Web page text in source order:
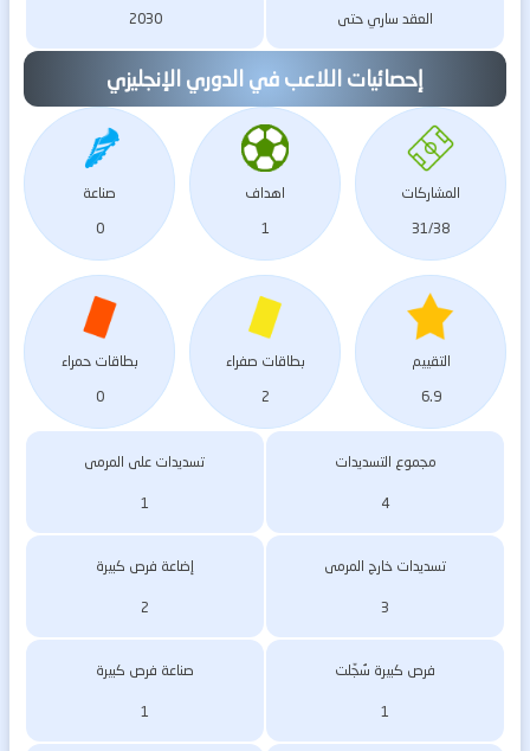
العقد ساري حتى 2030
إحصائيات اللاعب في الدوري الإنجليزي
المشاركات
31/38
اهداف
1
صناعة
0
التقييم
6.9
بطاقات صفراء
2
بطاقات حمراء
0
مجموع التسديدات
4
تسديدات على المرمى
1
تسديدات خارج المرمى
3
إضاعة فرص كبيرة
2
فرص كبيرة سُجّلت
1
صناعة فرص كبيرة
1